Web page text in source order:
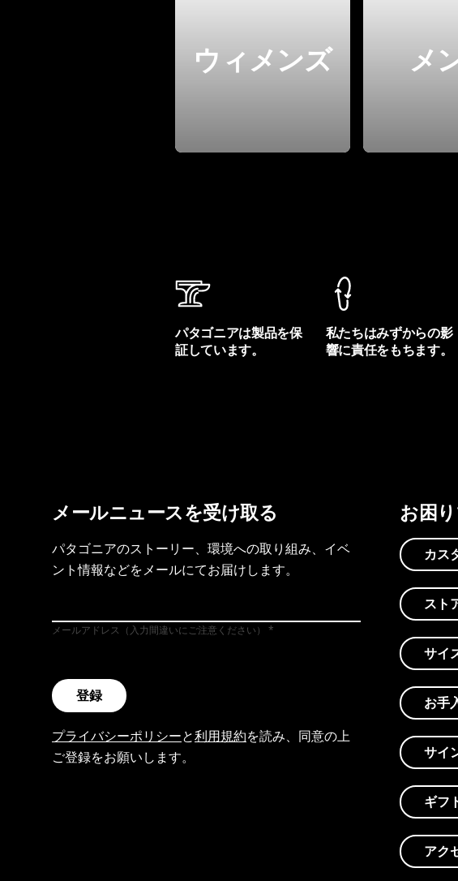
ウィメンズ メ
パタゴニアは製品を保
証しています。
私たちはみずからの影
響に責任をもちます。
メールニュースを受け取る
パタゴニアのストーリー、環境への取り組み、イベ
ント情報などをメールにてお届けします。
メールアドレス（入力間違いにご注意ください）
登録
プライバシーポリシーと利用規約を読み、同意の上
ご登録をお願いします。
お困
カス
スト
サイ
お手
サイ
ギフ
アク